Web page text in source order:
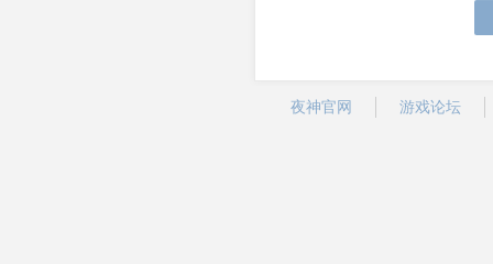
夜神官网 游戏论坛